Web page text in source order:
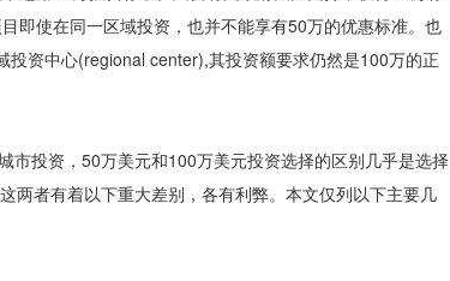
即使在同一区域投资，也并不能享有50万的优惠标准。也
资中心(regional center),其投资额要求仍然是100万的正
市投资，50万美元和100万美元投资选择的区别几乎是选择
两者有着以下重大差别，各有利弊。本文仅列以下主要几